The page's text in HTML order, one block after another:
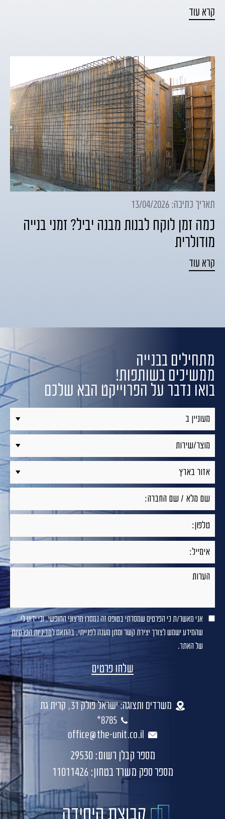
קרא עוד
תאריך כתיבה: 13/04/2026
כמה זמן לוקח לבנות מבנה יביל? זמני בנייה
מודולרית
קרא עוד
מתחילים בבנייה
ממשיכים בשותפות!
בואו נדבר על הפרוייקט הבא שלכם
אני מאשר/ת כי הפרטים שמסרתי בטופס זה נמסרו מרצוני החופשי, וכי ידוע לי
שהמידע ישמש לצורך יצירת קשר ומתן מענה לפנייתי, בהתאם למדיניות הפרטיות
של האתר.
משרדים ותצוגה: ישראל פולק 31, קרית גת
8785*
office@the-unit.co.il
מספר קבלן רשום: 29530
מספר ספק משרד בטחון: 11011426